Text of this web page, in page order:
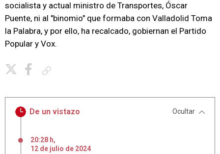
socialista y actual ministro de Transportes, Óscar
Puente, ni al "binomio" que formaba con Valladolid Toma
la Palabra, y por ello, ha recalcado, gobiernan el Partido
Popular y Vox.
De un vistazo Ocultar
20:28 h,
12 de julio de 2024